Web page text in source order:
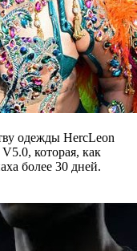
одежды HercLeon
которая, как
более 30 дней.